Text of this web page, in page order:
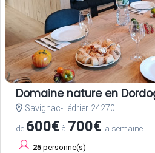
Domaine nature en
Savignac-Lédrier 24270
de 600€ à 700€ la semaine
25 personne(s)